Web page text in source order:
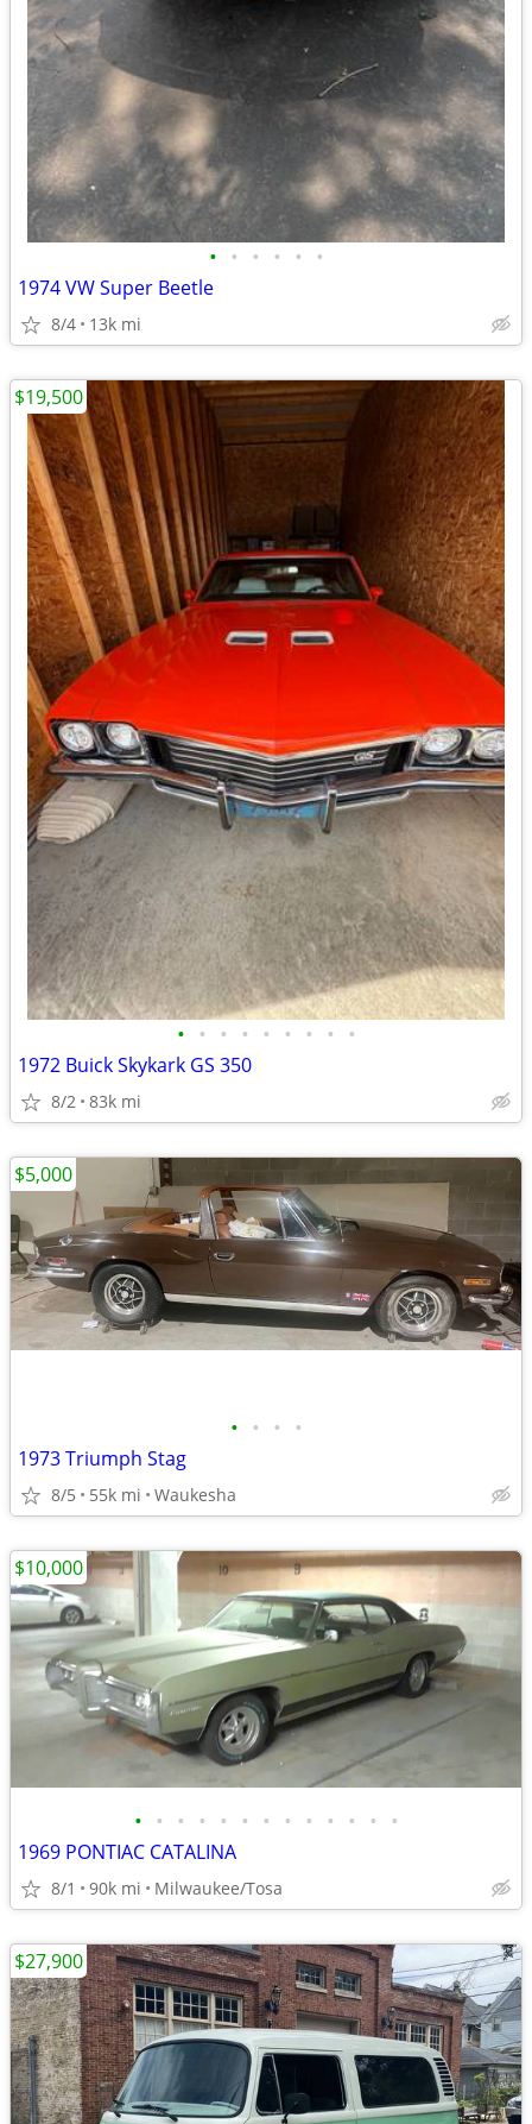
• • • • • •
1974 VW Super Beetle
8/4 13k mi
• • • • • • • • •
1972 Buick Skykark GS 350
8/2 83k mi
$19,500
• • • •
1973 Triumph Stag
8/5 55k mi Waukesha
$5,000
• • • • • • • • • • • • •
1969 PONTIAC CATALINA
8/1 90k mi Milwaukee/Tosa
$10,000
$27,900